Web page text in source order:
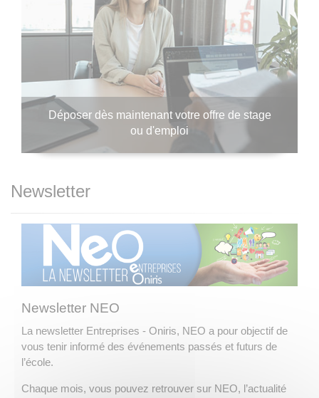
Déposer dès maintenant votre offre de stage
ou d'emploi
Newsletter
Newsletter NEO
La newsletter Entreprises - Oniris, NEO a pour objectif de
vous tenir informé des événements passés et futurs de
l’école.
Chaque mois, vous pouvez retrouver sur NEO, l’actualité